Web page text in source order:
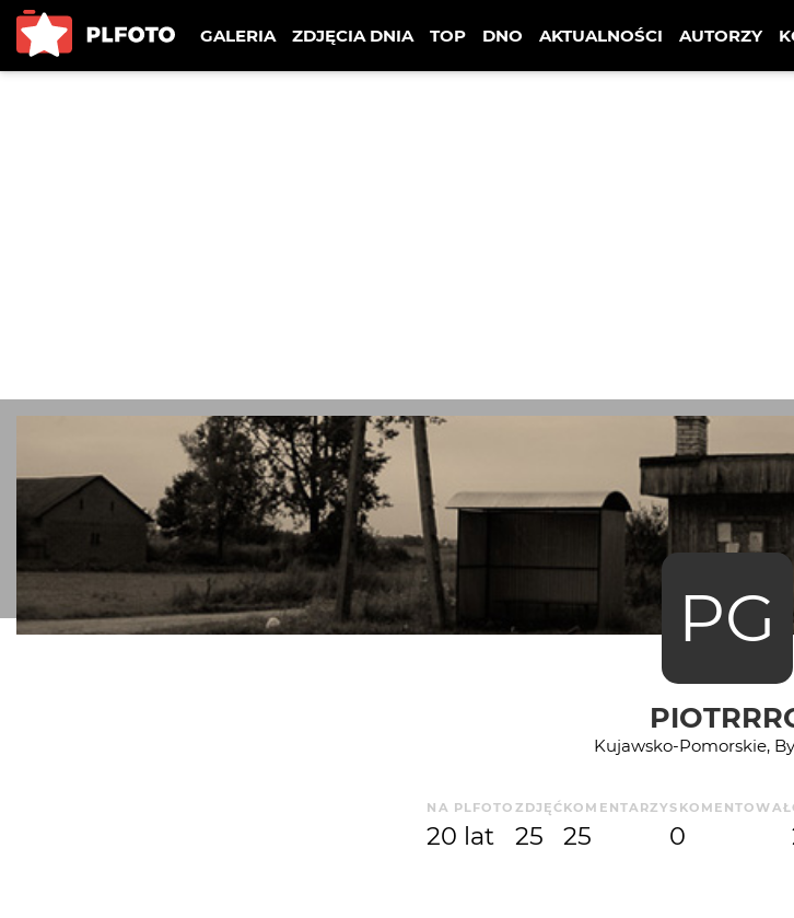
GALERIA ZDJĘCIA DNIA TOP DNO AKTUALNOŚCI AUTORZY
PG
Kujawsko-Pomorskie,
NA PLFOTO
20 lat
ZDJĘĆ
25
KOMENTARZY
25
SKOMENTOWAŁ
0